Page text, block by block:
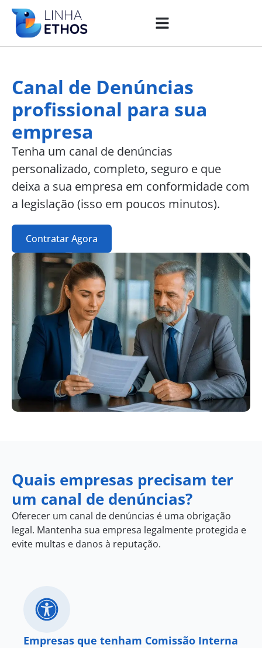
Canal de Denúncias
profissional para sua
empresa
Tenha um canal de denúncias
personalizado, completo, seguro e que
deixa a sua empresa em conformidade com
a legislação (isso em poucos minutos).
Contratar Agora
Quais empresas precisam ter
um canal de denúncias?
Oferecer um canal de denúncias é uma obrigação
legal. Mantenha sua empresa legalmente protegida e
evite multas e danos à reputação.
Empresas que tenham Comissão Interna